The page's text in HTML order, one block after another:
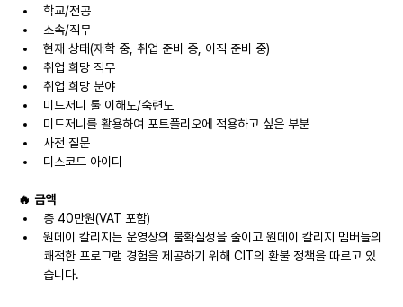
학교/전공
소속/직무
현재 상태(재학 중, 취업 준비 중, 이직 준비 중)
취업 희망 직무
취업 희망 분야
미드저니 툴 이해도/숙련도
미드저니를 활용하여 포트폴리오에 적용하고 싶은 부분
사전 질문
디스코드 아이디
🔥 금액
총 40만원(VAT 포함)
원데이 칼리지는 운영상의 불확실성을 줄이고 원데이 칼리지 멤버들의
쾌적한 프로그램 경험을 제공하기 위해 CIT의 환불 정책을 따르고 있
습니다.